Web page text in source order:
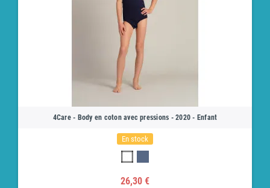
4Care - Body en coton avec pressions - 2020 - Enfant
En stock
26,30 €